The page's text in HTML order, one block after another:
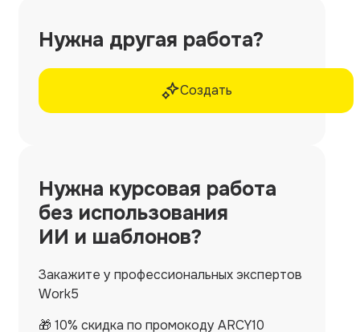
Нужна другая работа?
Создать
Нужна курсовая работа
без использования
ИИ и шаблонов?
Закажите у профессиональных экспертов
Work5
🎁 10% скидка по промокоду ARCY10